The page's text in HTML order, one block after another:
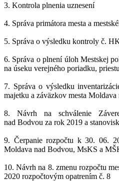
3. Kontrola plnenia uznesení
4. Správa primátora mesta a
5. Správa o výsledku kontroly č.
6. Správa o plnení úloh Mestskej
na úseku verejného poriadku,
7. Správa o výsledku
majetku a záväzkov mesta
8. Návrh na schválenie
nad Bodvou za rok 2019 a
9. Čerpanie rozpočtu k 30. 06.
Moldava nad Bodvou, MsKS a
10. Návrh na 8. zmenu rozpočtu
2020 rozpočtovým opatrením č. 8